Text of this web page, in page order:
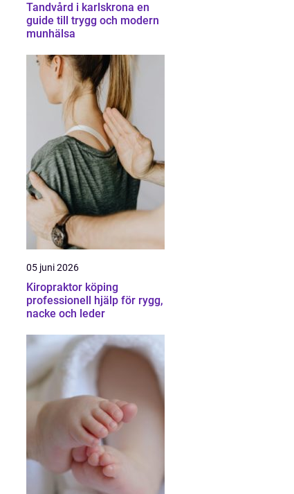
Tandvård i karlskrona en
guide till trygg och modern
munhälsa
05 juni 2026
Kiropraktor köping
professionell hjälp för rygg,
nacke och leder